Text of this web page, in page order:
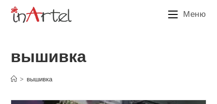
Перейти
Меню
вышивка
> вышивка